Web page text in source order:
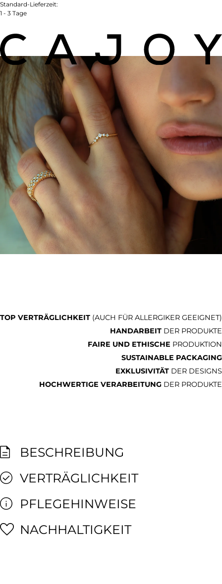
Standard-Lieferzeit:
1 - 3 Tage
TOP VERTRÄGLICHKEIT (AUCH FÜR ALLERGIKER GEEIGNET)
HANDARBEIT DER PRODUKTE
FAIRE UND ETHISCHE PRODUKTION
SUSTAINABLE PACKAGING
EXKLUSIVITÄT DER DESIGNS
HOCHWERTIGE VERARBEITUNG DER PRODUKTE
BESCHREIBUNG
VERTRÄGLICHKEIT
PFLEGEHINWEISE
NACHHALTIGKEIT